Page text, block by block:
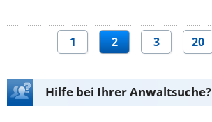
1 2 3 20
Hilfe bei Ihrer Anwaltsuche?